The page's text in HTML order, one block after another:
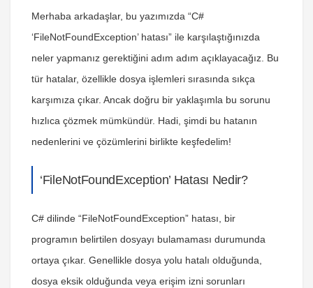
Merhaba arkadaşlar, bu yazımızda “C#
‘FileNotFoundException’ hatası” ile karşılaştığınızda
neler yapmanız gerektiğini adım adım açıklayacağız. Bu
tür hatalar, özellikle dosya işlemleri sırasında sıkça
karşımıza çıkar. Ancak doğru bir yaklaşımla bu sorunu
hızlıca çözmek mümkündür. Hadi, şimdi bu hatanın
nedenlerini ve çözümlerini birlikte keşfedelim!
‘FileNotFoundException’ Hatası Nedir?
C# dilinde “FileNotFoundException” hatası, bir
programın belirtilen dosyayı bulamaması durumunda
ortaya çıkar. Genellikle dosya yolu hatalı olduğunda,
dosya eksik olduğunda veya erişim izni sorunları